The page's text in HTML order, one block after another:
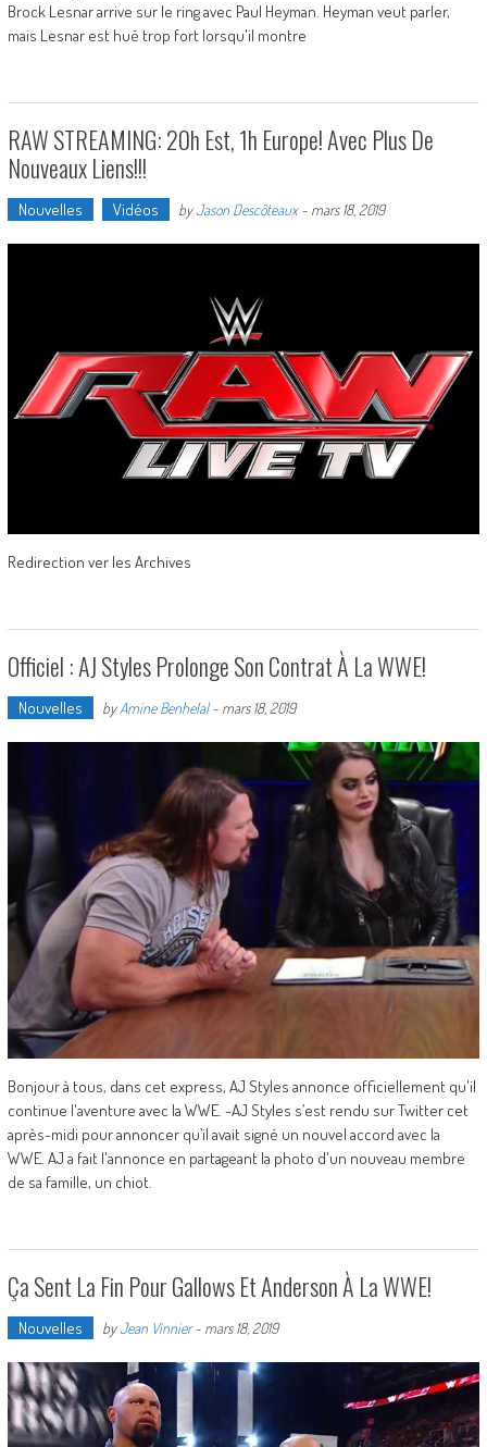
Brock Lesnar arrive sur le ring avec Paul Heyman. Heyman veut parler,
mais Lesnar est hué trop fort lorsqu'il montre
RAW STREAMING: 20h Est, 1h Europe! Avec Plus De
Nouveaux Liens!!!
Nouvelles Vidéos byJason Descôteaux- mars 18, 2019
Redirection ver les Archives
Officiel : AJ Styles Prolonge Son Contrat À La WWE!
Nouvelles byAmine Benhelal- mars 18, 2019
Bonjour à tous, dans cet express, AJ Styles annonce officiellement qu'il
continue l'aventure avec la WWE. -AJ Styles s’est rendu sur Twitter cet
après-midi pour annoncer qu’il avait signé un nouvel accord avec la
WWE. AJ a fait l'annonce en partageant la photo d'un nouveau membre
de sa famille, un chiot.
Ça Sent La Fin Pour Gallows Et Anderson À La WWE!
Nouvelles byJean Vinnier- mars 18, 2019